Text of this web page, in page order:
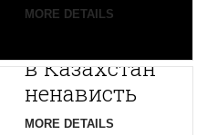
MORE DETAILS
Путин
в Казахстан
ненависть
MORE DETAILS
Центральной
Азии
зарождается